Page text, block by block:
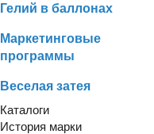
Гелий в баллонах
Маркетинговые
программы
Веселая затея
Каталоги
История марки